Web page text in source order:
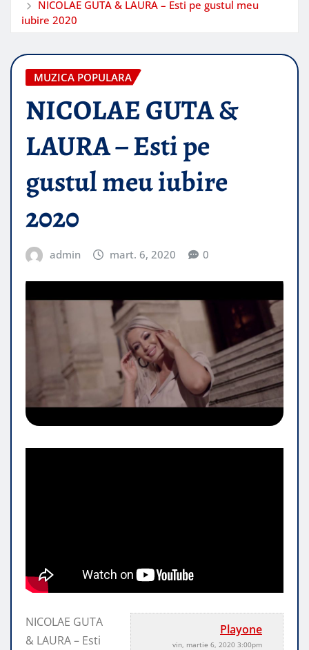
NICOLAE GUTA & LAURA – Esti pe gustul meu
iubire 2020
MUZICA POPULARA
NICOLAE GUTA &
LAURA – Esti pe
gustul meu iubire
2020
admin mart. 6, 2020 0
Playone
vin, martie 6, 2020 3:00pm
NICOLAE GUTA
& LAURA – Esti